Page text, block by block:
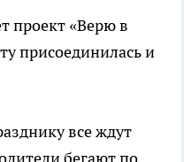
проект «Верю в
присоединилась и
все ждут